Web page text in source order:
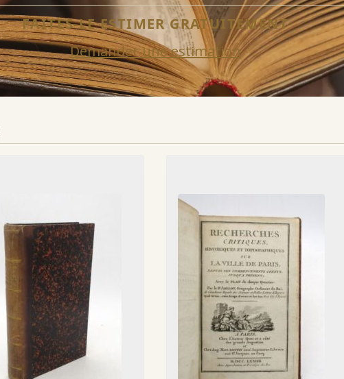
FAITES-LE ESTIMER GRATUITEMENT
Demander une estimation